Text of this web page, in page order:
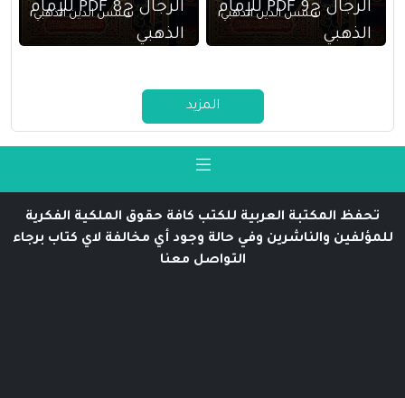
الرجال ج9 PDF للإمام
الذهبي
شمس الدين الذهبي
الرجال ج8 PDF للإمام
الذهبي
شمس الدين الذهبي
المزيد
تحفظ المكتبة العربية للكتب كافة حقوق الملكية الفكرية
للمؤلفين والناشرين وفي حالة وجود أي مخالفة لاي كتاب برجاء
التواصل معنا